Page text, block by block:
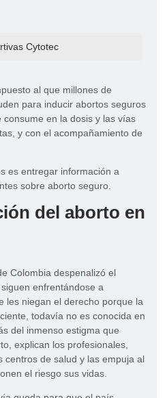
Cytotec
al que millones de
para inducir abortos seguros
consume en la dosis y las vías
y con el acompañamiento de
es entregar información a
sobre aborto seguro.
del aborto en
Colombia despenalizó el
enfrentándose a
les niegan el derecho porque la
todavía no es conocida en
del inmenso estigma que
explican los profesionales,
centros de salud y las empuja al
el riesgo sus vidas.